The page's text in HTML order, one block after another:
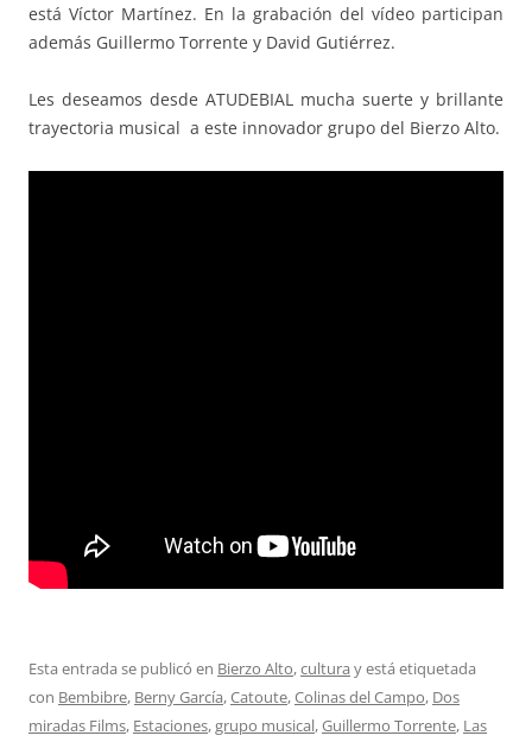
está Víctor Martínez. En la grabación del vídeo participan
además Guillermo Torrente y David Gutiérrez.
Les deseamos desde ATUDEBIAL mucha suerte y brillante
trayectoria musical a este innovador grupo del Bierzo Alto.
Esta entrada se publicó en Bierzo Alto,cultura y está etiquetada
con Bembibre, Berny García,Catoute,Colinas del Campo, Dos
miradas Films, Estaciones,grupo musical,Guillermo Torrente, Las